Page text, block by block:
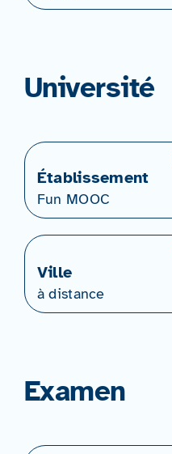
Université
Établissement
Fun MOOC
Ville
à distance
Examen